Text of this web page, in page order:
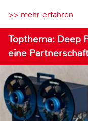
>> mehr erfahren
Topthema: Deep
eine